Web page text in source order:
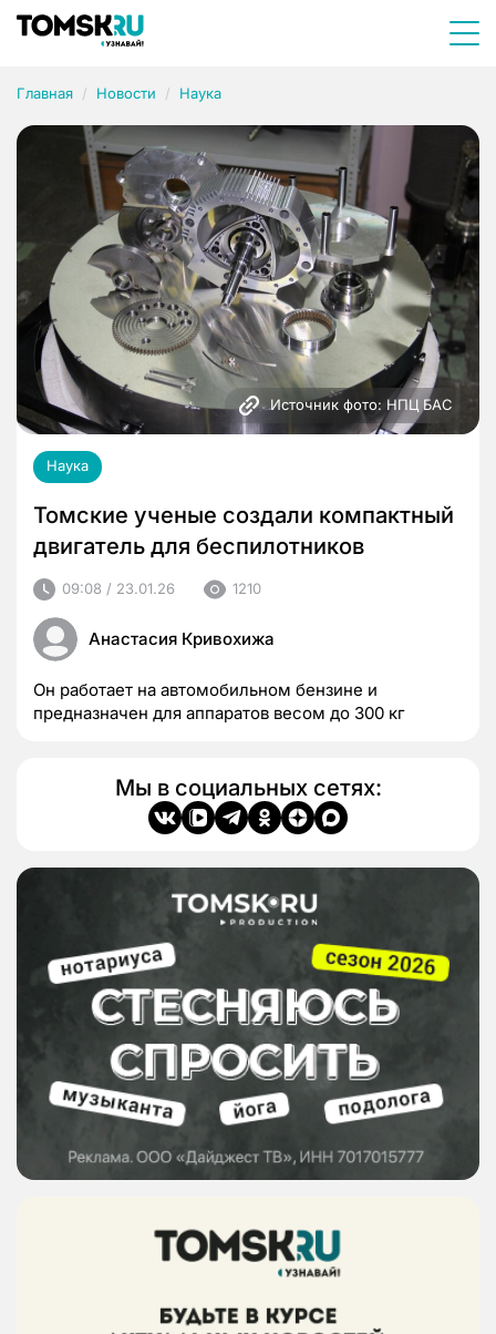
Главная Новости Наука
Источник фото: НПЦ БАС
Наука
Томские ученые создали компактный
двигатель для беспилотников
09:08 / 23.01.26 1210
Анастасия Кривохижа
Он работает на автомобильном бензине и
предназначен для аппаратов весом до 300 кг
Мы в социальных сетях: